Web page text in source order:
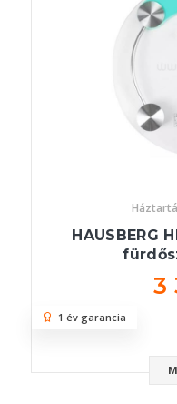
HAUSBERG
3
1 év garancia